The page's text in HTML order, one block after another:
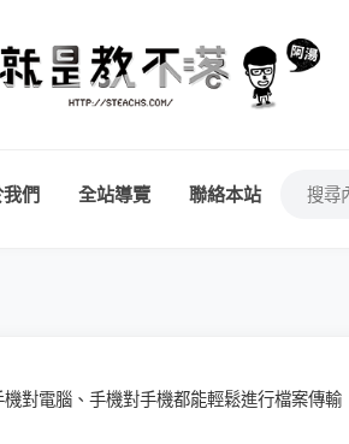
們 全站導覽 聯絡本站
對電腦、手機對手機都能輕鬆進行檔案傳輸